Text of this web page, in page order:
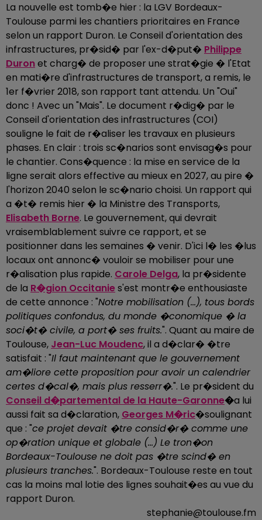
La nouvelle est tomb�e hier : la LGV Bordeaux-
Toulouse parmi les chantiers prioritaires en France
selon un rapport Duron. Le Conseil d'orientation des
infrastructures, pr�sid� par l'ex-d�put� Philippe
Duronet charg� de proposer une strat�gie � l'Etat
en mati�re d'infrastructures de transport, a remis, le
1er f�vrier 2018, son rapport tant attendu. Un "Oui"
donc ! Avec un "Mais". Le document r�dig� par le
Conseil d'orientation des infrastructures (COI)
souligne le fait de r�aliser les travaux en plusieurs
phases. En clair : trois sc�narios sont envisag�s pour
le chantier. Cons�quence : la mise en service de la
ligne serait alors effective au mieux en 2027, au pire �
l'horizon 2040 selon le sc�nario choisi. Un rapport qui
a �t� remis hier � la Ministre des Transports,
Elisabeth Borne. Le gouvernement, qui devrait
vraisemblablement suivre ce rapport, et se
positionner dans les semaines � venir. D'ici l� les �lus
locaux ont annonc� vouloir se mobiliser pour une
r�alisation plus rapide. Carole Delga, la pr�sidente
de la R�gion Occitanies'est montr�e enthousiaste
de cette annonce : "Notre mobilisation (...), tous bords
politiques confondus, du monde �conomique � la
soci�t� civile, a port� ses fruits.". Quant au maire de
Toulouse, Jean-Luc Moudenc, il a d�clar� �tre
satisfait : "Il faut maintenant que le gouvernement
am�liore cette proposition pour avoir un calendrier
certes d�cal�, mais plus resserr�.". Le pr�sident du
Conseil d�partemental de la Haute-Garonne�a lui
aussi fait sa d�claration, Georges M�ric�soulignant
que : "ce projet devait �tre consid�r� comme une
op�ration unique et globale (...) Le tron�on
Bordeaux-Toulouse ne doit pas �tre scind� en
plusieurs tranches.". Bordeaux-Toulouse reste en tout
cas la moins mal lotie des lignes souhait�es au vue du
rapport Duron.
stephanie@toulouse.fm